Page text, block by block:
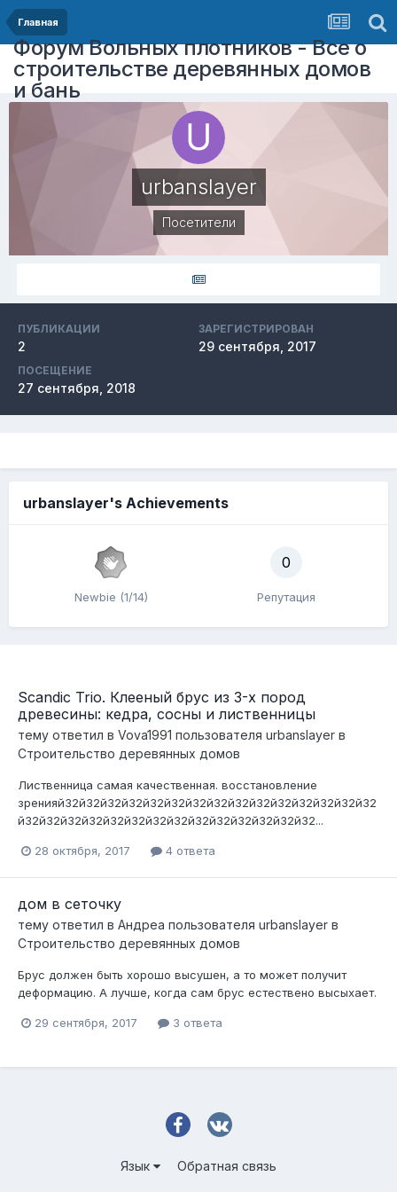
Главная
Форум Вольных плотников - Все о
строительстве деревянных домов
и бань
urbanslayer
Посетители
ПУБЛИКАЦИИ
2
ЗАРЕГИСТРИРОВАН
29 сентября, 2017
ПОСЕЩЕНИЕ
27 сентября, 2018
urbanslayer's Achievements
Newbie (1/14)
0
Репутация
Scandic Trio. Клееный брус из 3-х пород
древесины: кедра, сосны и лиственницы
тему ответил в Vova1991 пользователя urbanslayer в
Строительство деревянных домов
Лиственница самая качественная. восстановление
зренияй32й32й32й32й32й32й32й32й32й32й32й32й32й32й32
й32й32й32й32й32й32й32й32й32й32й32й32й32й32...
28 октября, 2017 4 ответа
дом в сеточку
тему ответил в Андреа пользователя urbanslayer в
Строительство деревянных домов
Брус должен быть хорошо высушен, а то может получит
деформацию. А лучше, когда сам брус естествено высыхает.
29 сентября, 2017 3 ответа
Язык Обратная связь